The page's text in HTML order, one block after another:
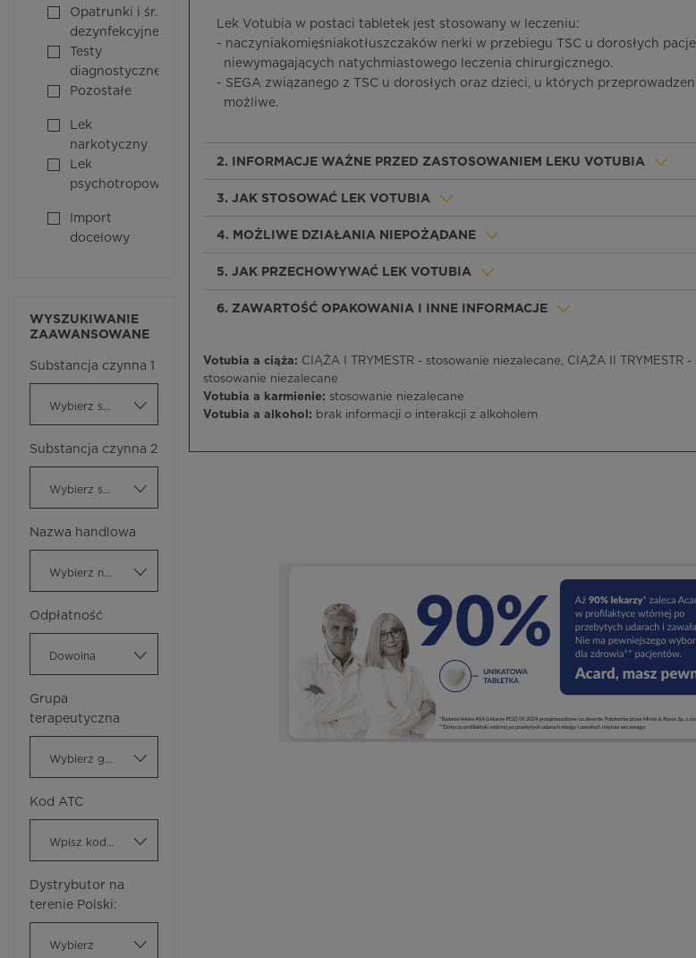
Opatrunki i śr.
dezynfekcyjne
Testy
diagnostyczne
Pozostałe
Lek
narkotyczny
Lek
psychotropowy
Import
docelowy
WYSZUKIWANIE
ZAAWANSOWANE
Substancja czynna 1
Substancja czynna 2
Nazwa handlowa
Odpłatność
Dowolna
Grupa
terapeutyczna
Kod ATC
Dystrybutor na
terenie Polski:
Wybierz
Lek Votubia w postaci tabletek jest stosowany w leczeniu:
- naczyniakomięśniakotłuszczaków nerki w przebiegu TSC u dorosłych
niewymagających natychmiastowego leczenia chirurgicznego.
- SEGA związanego z TSC u dorosłych oraz dzieci, u których
możliwe.
2. INFORMACJE WAŻNE PRZED ZASTOSOWANIEM LEKU VOTUBIA
3. JAK STOSOWAĆ LEK VOTUBIA
4. MOŻLIWE DZIAŁANIA NIEPOŻĄDANE
5. JAK PRZECHOWYWAĆ LEK VOTUBIA
6. ZAWARTOŚĆ OPAKOWANIA I INNE INFORMACJE
Votubia a ciąża: CIĄŻA I TRYMESTR - stosowanie niezalecane, CIĄŻA II TRYMESTR
stosowanie niezalecane
Votubia a karmienie: stosowanie niezalecane
Votubia a alkohol: brak informacji o interakcji z alkoholem